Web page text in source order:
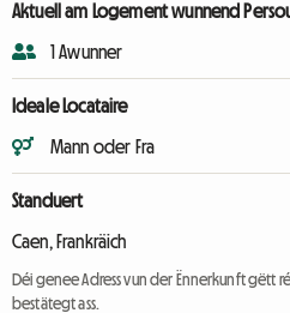
Aktuell am Logement wunnend
1 Awunner
Ideale Locataire
Mann oder Fra
Standuert
Caen, Frankräich
Déi genee Adress vun der Ënnerkunft gëtt
bestätegt ass.